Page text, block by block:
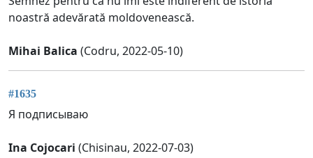
noastră adevărată moldovenească.
Mihai Balica (Codru, 2022-05-10)
#1635
Я подписываю
Ina Cojocari (Chisinau, 2022-07-03)